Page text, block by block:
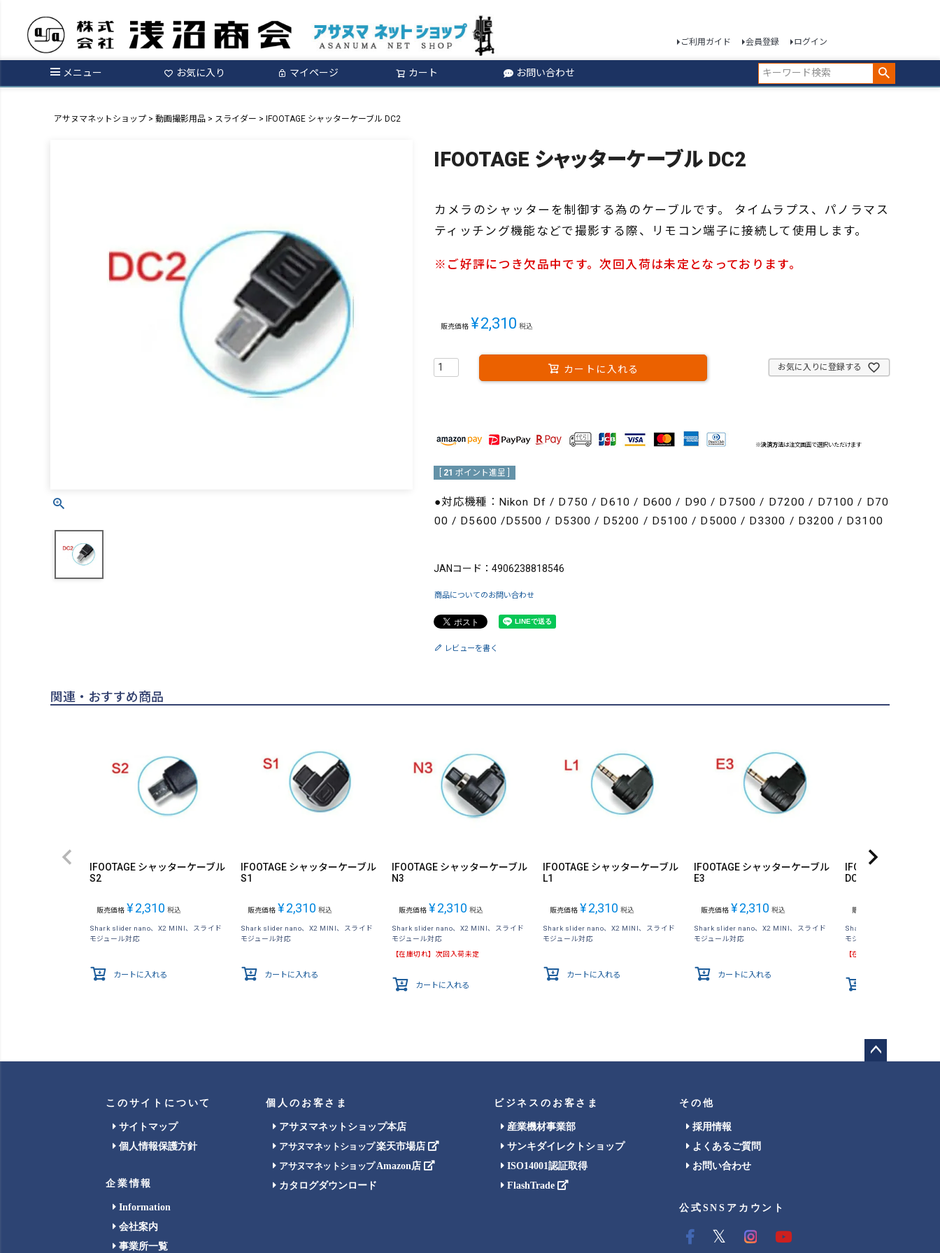
ご利用ガイド 会員登録 ログイン
メニュー お気に入り マイページ カート お問い合わせ
検索
アサヌマネットショップ 動画撮影用品 スライダー IFOOTAGE シャッターケーブル DC2
IFOOTAGE シャッターケーブル DC2
カメラのシャッターを制御する為のケーブルです。 タイムラプス、パノラマス
ティッチング機能などで撮影する際、リモコン端子に接続して使用します。
※ご好評につき欠品中です。次回入荷は未定となっております。
販売価格 ¥2,310 税込
お気に入りに登録する
カートに入れる
※決済方法は注文画面で選択いただけます
21 ポイント進呈 ]
●対応機種：Nikon Df / D750 / D610 / D600 / D90 / D7500 / D7200 / D7100 / D70
00 / D5600 /D5500 / D5300 / D5200 / D5100 / D5000 / D3300 / D3200 / D3100
JANコード：4906238818546
商品についてのお問い合わせ
レビューを書く
関連・おすすめ商品
IFOOTAGE シャッターケーブル
S2
販売価格 ¥2,310 税込
Shark slider nano、X2 MINI、スライド
モジュール対応
カートに入れる
IFOOTAGE シャッターケーブル
S1
販売価格 ¥2,310 税込
Shark slider nano、X2 MINI、スライド
モジュール対応
カートに入れる
IFOOTAGE シャッターケーブル
N3
販売価格 ¥2,310 税込
Shark slider nano、X2 MINI、スライド
モジュール対応
【在庫切れ】次回入荷未定
カートに入れる
IFOOTAGE シャッターケーブル
L1
販売価格 ¥2,310 税込
Shark slider nano、X2 MINI、スライド
モジュール対応
カートに入れる
IFOOTAGE シャッターケーブル
E3
販売価格 ¥2,310 税込
Shark slider nano、X2 MINI、スライド
モジュール対応
カートに入れる
IFOOTAGE シャッタ
DC0
販売価格
Shark slider nano、X2
モジュール対応
【在庫切れ】次回入荷未定
このサイトについて
サイトマップ
個人情報保護方針
企業情報
Information
会社案内
事業所一覧
個人のお客さま
アサヌマネットショップ本店
アサヌマネットショップ楽天市場店
アサヌマネットショップAmazon店
カタログダウンロード
ビジネスのお客さま
産業機材事業部
サンキダイレクトショップ
ISO14001認証取得
FlashTrade
その他
採用情報
よくあるご質問
お問い合わせ
公式SNSアカウント